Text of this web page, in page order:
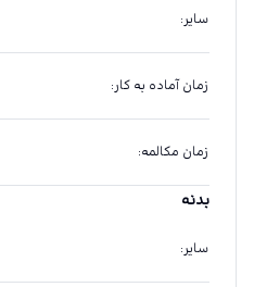
سایر:
زمان آماده به کار:
زمان مکالمه:
بدنه
سایر: